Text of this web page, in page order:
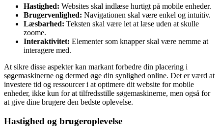
Hastighed: Websites skal indlæse hurtigt på mobile enheder.
Brugervenlighed: Navigationen skal være enkel og intuitiv.
Læsbarhed: Teksten skal være let at læse uden at skulle
zoome.
Interaktivitet: Elementer som knapper skal være nemme at
interagere med.
At sikre disse aspekter kan markant forbedre din placering i
søgemaskinerne og dermed øge din synlighed online. Det er værd at
investere tid og ressourcer i at optimere dit website for mobile
enheder, ikke kun for at tilfredsstille søgemaskinerne, men også for
at give dine brugere den bedste oplevelse.
Hastighed og brugeroplevelse